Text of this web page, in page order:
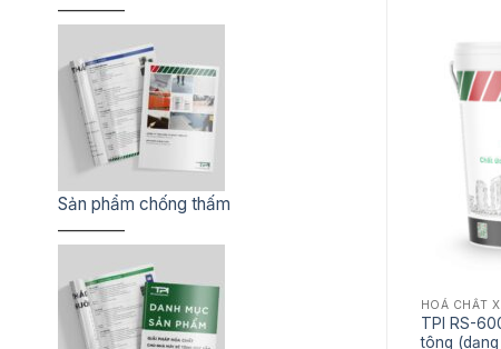
————
Sản phẩm chống thấm
————
HOÁ CHẤT
TPI RS-
tông